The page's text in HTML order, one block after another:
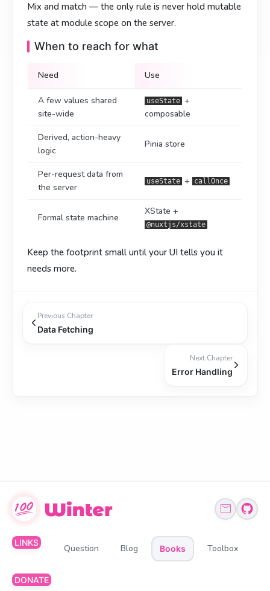
Mix and match — the only rule is never hold mutable
state at module scope on the server.
When to reach for what
Need Use
A few values shared
site-wide
useState +
composable
Derived, action-heavy
logic
Pinia store
Per-request data from
the server
useState + callOnce
Formal state machine
XState +
@nuxtjs/xstate
Keep the footprint small until your UI tells you it
needs more.
Previous Chapter
Data Fetching
Next Chapter
Error Handling
LINKS
Question Blog Books Toolbox
DONATE